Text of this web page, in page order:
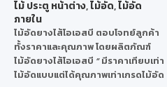
ไม้ ประตู หน้าต่าง,ไม้อัด,ไม้อัด
ภายใน
ไม้อัดยางไส้โอเอสบี ตอบโจทย์ลูกค้า
ทั้งราคาและคุณภาพ โดยผลิตภัณฑ์
ไม้อัดยางไส้โอเอสบี “มีราคาเทียบเท่า
ไม้อัดแบบแต่ได้คุณภาพเท่าเกรดไม้อัด